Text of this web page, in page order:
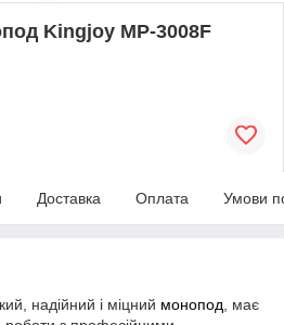
Kingjoy MP-3008F
Доставка Оплата Умови
надійний і міцний монопод , має